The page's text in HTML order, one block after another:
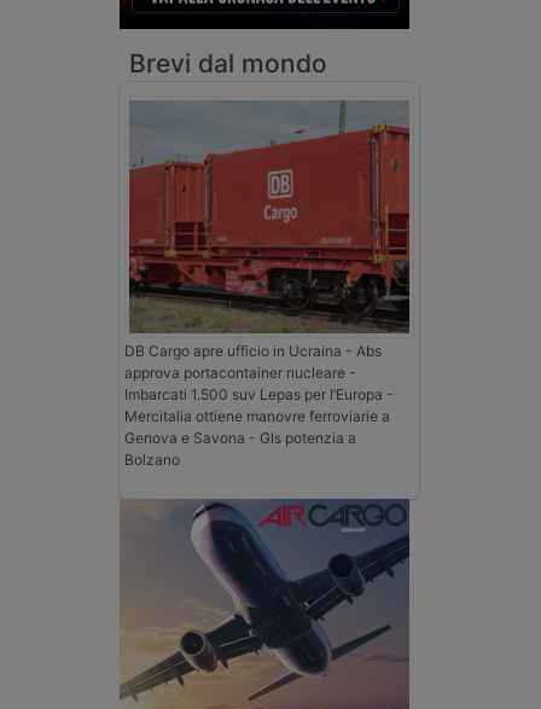
Brevi dal mondo
DB Cargo apre ufficio in Ucraina - Abs
approva portacontainer nucleare -
Imbarcati 1.500 suv Lepas per l’Europa -
Mercitalia ottiene manovre ferroviarie a
Genova e Savona - Gls potenzia a
Bolzano